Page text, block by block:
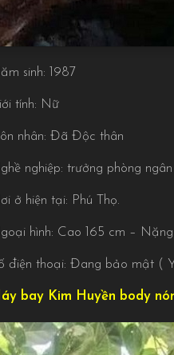
sinh: 1987
tính: Nữ
nhân: Đã Độc thân
nghiệp: trưởng phòng ngân
ở hiện tại: Phú Thọ.
hình: Cao 165 cm –
điện thoại: Đang bảo mật (
bay Kim Huyền body